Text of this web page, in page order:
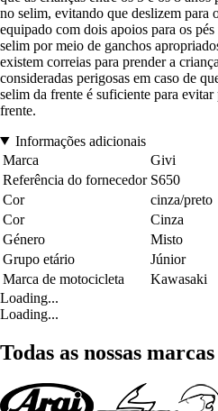
no selim, evitando que deslizem para
equipado com dois apoios para os
selim por meio de ganchos
existem correias para prender a
consideradas perigosas em caso de
selim da frente é suficiente para
frente.
Informações adicionais
Marca
Givi
Referência do fornecedor S650
Cor
cinza/preto
Cor
Cinza
Género
Misto
Grupo etário
Júnior
Marca de motocicleta
Kawasaki
Loading...
Loading...
Todas as nossas marcas